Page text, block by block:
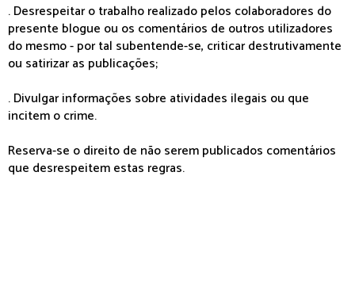
. Desrespeitar o trabalho realizado pelos colaboradores do
presente blogue ou os comentários de outros utilizadores
do mesmo - por tal subentende-se, criticar destrutivamente
ou satirizar as publicações;
. Divulgar informações sobre atividades ilegais ou que
incitem o crime.
Reserva-se o direito de não serem publicados comentários
que desrespeitem estas regras.